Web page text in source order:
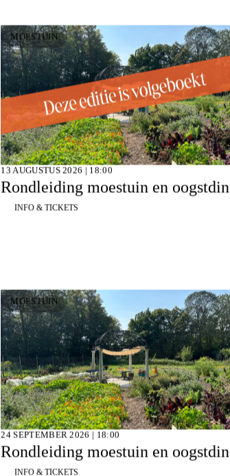
MOESTUIN
13 AUGUSTUS 2026 | 18:00
Rondleiding moestuin en
INFO & TICKETS
MOESTUIN
24 SEPTEMBER 2026 | 18:00
Rondleiding moestuin en
INFO & TICKETS